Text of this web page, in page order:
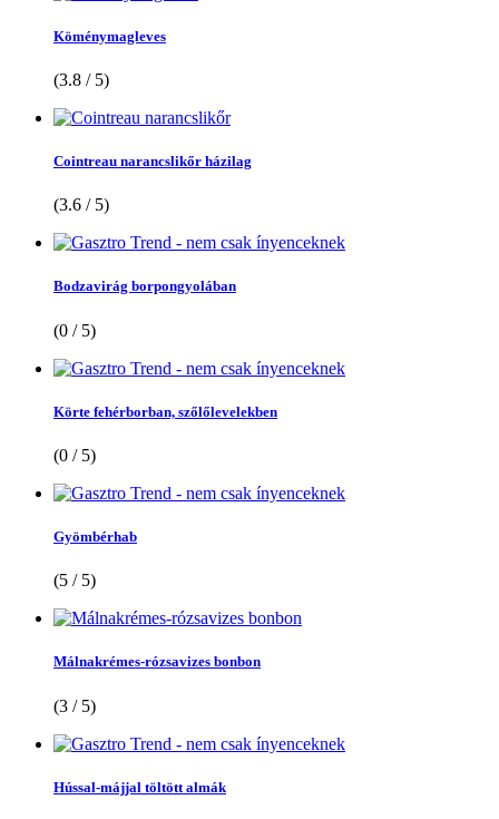
Köménymagleves
(3.8 / 5)
Cointreau narancslikőr házilag
(3.6 / 5)
Bodzavirág borpongyolában
(0 / 5)
Körte fehérborban, szőlőlevelekben
(0 / 5)
Gyömbérhab
(5 / 5)
Málnakrémes-rózsavizes bonbon
(3 / 5)
Hússal-májjal töltött almák